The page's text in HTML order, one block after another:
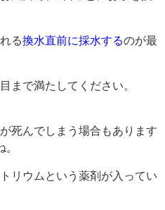
る換水直前に採水するのが最
まで満たしてください。
死んでしまう場合もあります
リウムという薬剤が入ってい